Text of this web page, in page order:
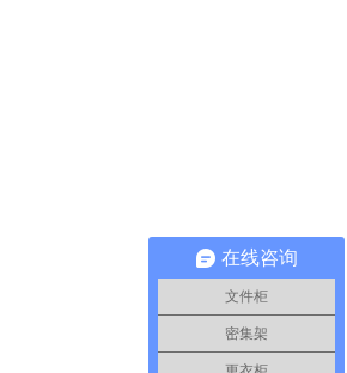
在线咨询
文件柜
密集架